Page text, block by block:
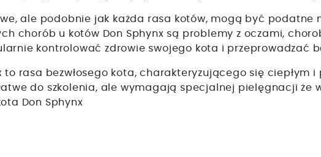
ale podobnie jak każda rasa kotów, mogą być podatne
chorób u kotów Don Sphynx są problemy z oczami,
kontrolować zdrowie swojego kota i przeprowadzać
to rasa bezwłosego kota, charakteryzującego się ciepłym
do szkolenia, ale wymagają specjalnej pielęgnacji że
Don Sphynx